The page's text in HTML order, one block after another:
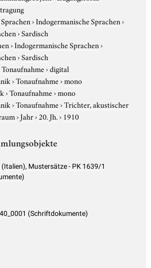
Sprachen›Indogermanische Sprachen›
›Sardisch
›Indogermanische Sprachen›
›Sardisch
Tonaufnahme›digital
›Tonaufnahme›mono
›Tonaufnahme›mono
›Tonaufnahme›Trichter, akustischer
›Jahr›20. Jh.› 1910
Mustersätze - PK 1639/1
(Schriftdokumente)